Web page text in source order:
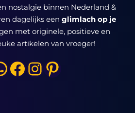
nostalgie binnen Nederland &
dagelijks een glimlach op je
met originele, positieve en
artikelen van vroeger!
Facebook
Instagram
Pinterest